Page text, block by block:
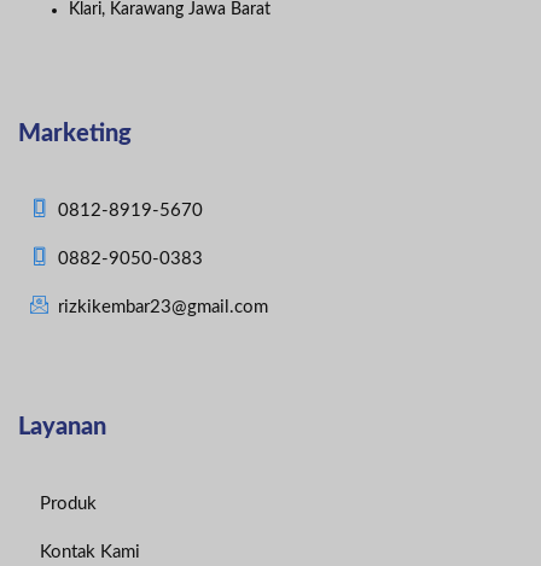
Klari, Karawang Jawa Barat
Marketing
0812-8919-5670
0882-9050-0383
rizkikembar23@gmail.com
Layanan
Produk
Kontak Kami